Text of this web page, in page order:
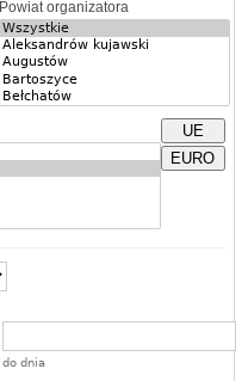
Powiat organizatora
UE
EURO
do dnia